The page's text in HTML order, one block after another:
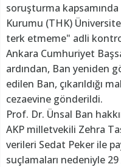
soruşturma
Kurumu (THK)
terk etmeme" adli
Ankara Cumhuriyet
ardından, Ban yeniden
edilen Ban, çıkarıldığı
cezaevine gönderildi.
Prof. Dr. Ünsal Ban
AKP milletvekili Zehra
verileri Sedat Peker ile
suçlamaları nedeniyle